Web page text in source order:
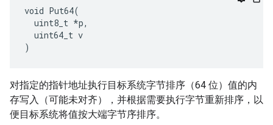
void Put64(
  uint8_t *p,
  uint64_t v
)
对指定的指针地址执行目标系统字节排序（64 位）值的内
存写入（可能未对齐），并根据需要执行字节重新排序，以
便目标系统将值按大端字节序排序。